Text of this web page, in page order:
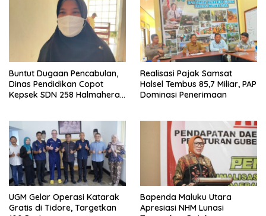
Buntut Dugaan Pencabulan,
Dinas Pendidikan Copot
Kepsek SDN 258 Halmahera
Realisasi Pajak Samsat
Halsel Tembus 85,7 Miliar, PAP
Dominasi Penerimaan
UGM Gelar Operasi Katarak
Gratis di Tidore, Targetkan
Bapenda Maluku Utara
Apresiasi NHM Lunasi